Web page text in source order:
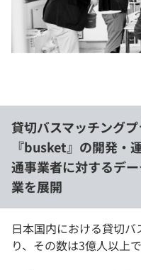
貸切バスマッチング
『busket』の開発・
通事業者に対するデ
業を展開
日本国内における貸切
り、その数は3億人以上で